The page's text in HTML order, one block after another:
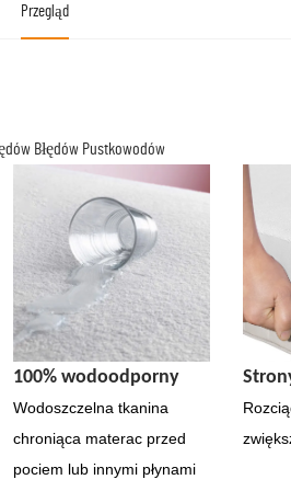
Przegląd
Błędów Pustkowodów
100% wodoodporny
Wodoszczelna tkanina
chroniąca materac przed
pociem lub innymi płynami